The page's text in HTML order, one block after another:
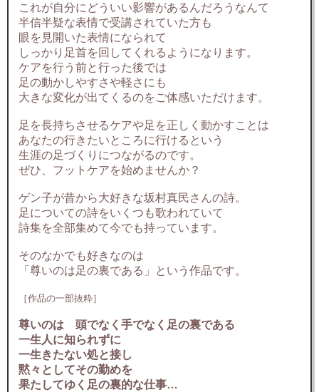
これが自分にどういい影響があるんだろうなんて
半信半疑な表情で受講されていた方も
眼を見開いた表情になられて
しっかり足首を回してくれるようになります。
ケアを行う前と行った後では
足の動かしやすさや軽さにも
大きな変化が出てくるのをご体感いただけます。
足を長持ちさせるケアや足を正しく動かすことは
あなたの行きたいところに行けるという
生涯の足づくりにつながるのです。
ぜひ、フットケアを始めませんか？
ゲン子が昔から大好きな坂村真民さんの詩。
足についての詩をいくつも歌われていて
詩集を全部集めて今でも持っています。
そのなかでも好きなのは
「尊いのは足の裏である」という作品です。
［作品の一部抜粋］
尊いのは 頭でなく手でなく足の裏である
一生人に知られずに
一生きたない処と接し
黙々としてその勤めを
果たしてゆく足の裏的な仕事…